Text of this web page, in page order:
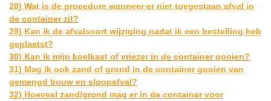
28) Wat is de procedure wanneer er niet toegestaan afval in
de container zit?
29) Kan ik de afvalsoort wijziging nadat ik een bestelling heb
geplaatst?
30) Kan ik mijn koelkast of vriezer in de container gooien?
31) Mag ik ook zand of grond in de container gooien van
gemengd bouw en sloopafval?
32) Hoeveel zand/grond mag er in de container voor